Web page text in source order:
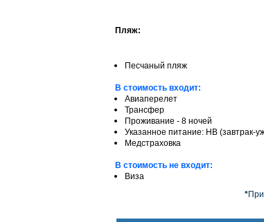
Пляж:
Песчаный пляж
В стоимость входит:
Авиаперелет
Трансфер
Проживание - 8 ночей
Указанное питание: HB (завтрак-
Медстраховка
В стоимость не входит:
Виза
*